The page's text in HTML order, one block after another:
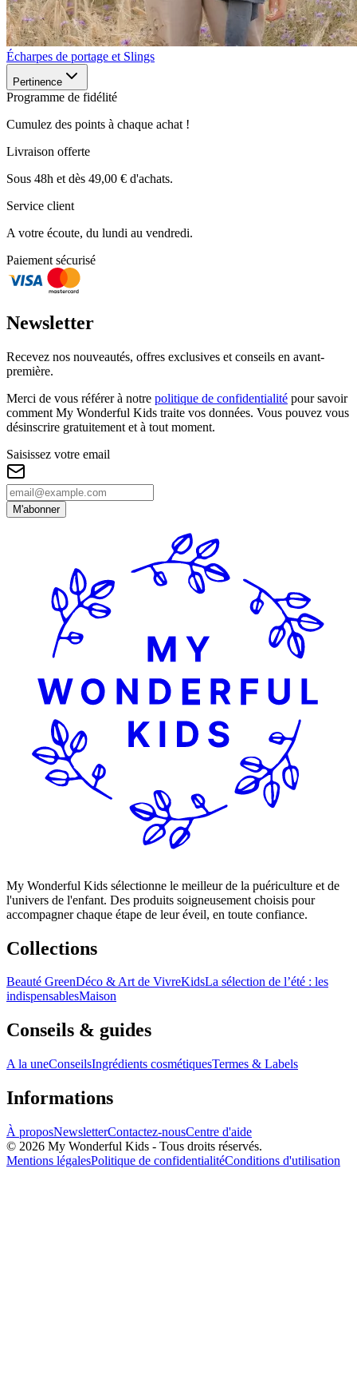
Écharpes de portage et Slings
Pertinence
Programme de fidélité
Cumulez des points à chaque achat !
Livraison offerte
Sous 48h et dès 49,00 € d'achats.
Service client
A votre écoute, du lundi au vendredi.
Paiement sécurisé
Newsletter
Recevez nos nouveautés, offres exclusives et conseils en avant-
première.
Merci de vous référer à notre politique de confidentialité pour savoir
comment My Wonderful Kids traite vos données. Vous pouvez vous
désinscrire gratuitement et à tout moment.
Saisissez votre email
M'abonner
My Wonderful Kids sélectionne le meilleur de la puériculture et de
l'univers de l'enfant. Des produits soigneusement choisis pour
accompagner chaque étape de leur éveil, en toute confiance.
Collections
Beauté GreenDéco & Art de VivreKidsLa sélection de l’été : les
indispensablesMaison
Conseils & guides
A la uneConseilsIngrédients cosmétiquesTermes & Labels
Informations
À proposNewsletterContactez-nousCentre d'aide
© 2026 My Wonderful Kids - Tous droits réservés.
Mentions légalesPolitique de confidentialitéConditions d'utilisation